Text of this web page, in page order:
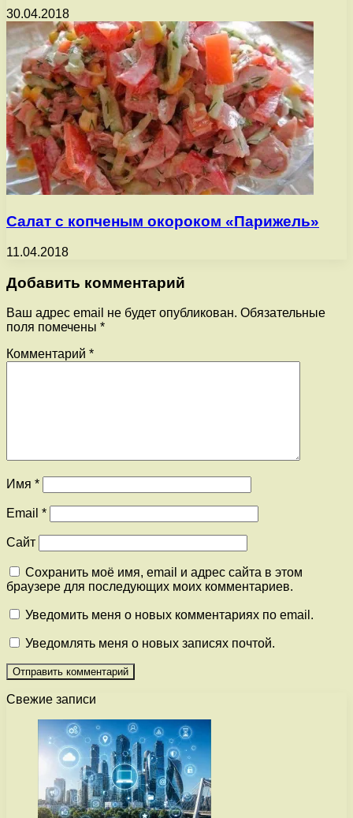
30.04.2018
Салат с копченым окороком «Парижель»
11.04.2018
Добавить комментарий
Ваш адрес email не будет опубликован. Обязательные
поля помечены *
Комментарий *
Имя *
Email *
Сайт
Сохранить моё имя, email и адрес сайта в этом
браузере для последующих моих комментариев.
Уведомить меня о новых комментариях по email.
Уведомлять меня о новых записях почтой.
Свежие записи